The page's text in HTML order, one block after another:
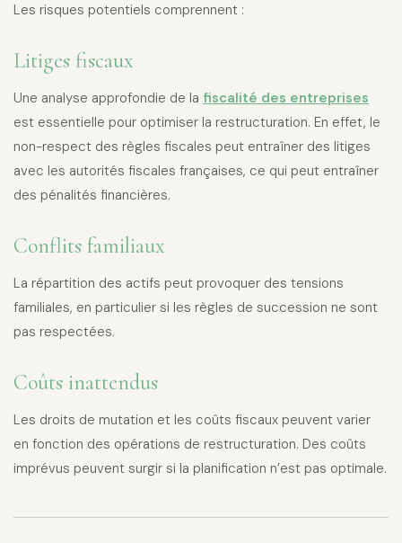
Les risques potentiels comprennent :
Litiges fiscaux
Une analyse approfondie de la fiscalité des entreprises
est essentielle pour optimiser la restructuration. En effet, le
non-respect des règles fiscales peut entraîner des litiges
avec les autorités fiscales françaises, ce qui peut entraîner
des pénalités financières.
Conflits familiaux
La répartition des actifs peut provoquer des tensions
familiales, en particulier si les règles de succession ne sont
pas respectées.
Coûts inattendus
Les droits de mutation et les coûts fiscaux peuvent varier
en fonction des opérations de restructuration. Des coûts
imprévus peuvent surgir si la planification n’est pas optimale.